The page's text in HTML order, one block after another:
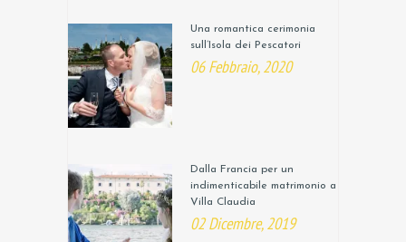
Una romantica cerimonia
sull’Isola dei Pescatori
06 Febbraio, 2020
Dalla Francia per un
indimenticabile matrimonio a
Villa Claudia
02 Dicembre, 2019